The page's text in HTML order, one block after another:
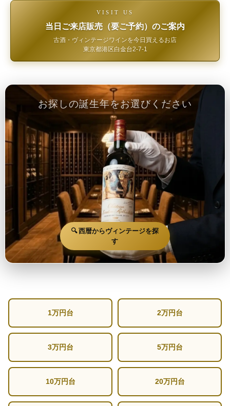
VISIT US
当日ご来店販売（要ご予約）のご案内
古酒・ヴィンテージワインを今日買えるお店
東京都港区白金台2-7-1
お探しの誕生年をお選びください
🔍 西暦からヴィンテージを探
す
1万円台 2万円台
3万円台 5万円台
10万円台 20万円台